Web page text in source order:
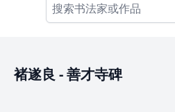
褚遂良 -善才寺碑